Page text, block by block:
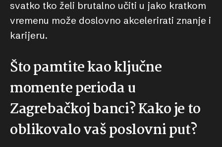
svatko tko želi brutalno učiti u jako kratkom
vremenu može doslovno akcelerirati znanje i
karijeru.
Što pamtite kao ključne
momente perioda u
Zagrebačkoj banci? Kako je to
oblikovalo vaš poslovni put?